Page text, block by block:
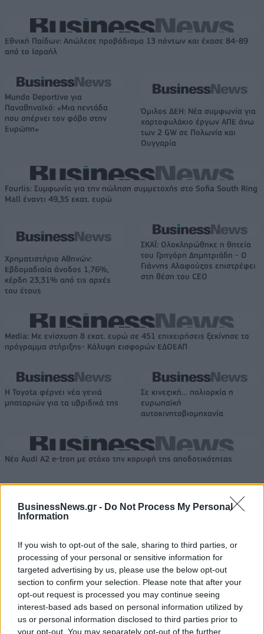
BusinessNews.gr - Do Not Process My Personal
Information
If you wish to opt-out of the sale, sharing to third parties, or
processing of your personal or sensitive information for
targeted advertising by us, please use the below opt-out
section to confirm your selection. Please note that after your
opt-out request is processed you may continue seeing
interest-based ads based on personal information utilized by
us or personal information disclosed to third parties prior to
your opt-out. You may separately opt-out of the further
Εθνική Παίδων: Απώλεσε προβάδισμα 13 πόντων και έχασε 84-89
από το Ισραήλ
Mundo Deportivo για
Παναθηναϊκό: «Μια πεντάδα
που σπέρνει τον φόβο στην
Ευρώπη»
Όμιλος ΔΕΗ: Νέα συμφωνία για
χαρτοφυλάκιο έργων ΑΠΕ άνω
των 2 GW σε Πολωνία και
Ουγγαρία
Fourlis: Συμφωνία για την πώληση συμμετοχής στο Sofia South Ring
Mall έναντι 49,35 εκατ. ευρώ
Χρηματιστήριο Αθηνών:
Εβδομαδιαία άνοδος 1,76%,
κέρδη 23,31% από τις αρχές
του έτους
ΣΚΑΪ: Ολοκληρώθηκε η θητεία
του Γρηγόρη Δημητριάδη - Ο
Γιάννης Αλαφούζος επιστρέφει
στη θέση του CEO
Media: Με ενίσχυση 8 εκατ. ευρώ σε 451 επιχειρήσεις ξεκίνησε το
πρόγραμμα στήριξης- Κάλυψη εισφορών ΕΔΟΕΑΠ
Η Toyota φέρνει νέα γενιά
μπαταριών για τα υβριδικά της
Σε κινεζική… πολιορκία η
ευρωπαϊκή
αυτοκινητοβιομηχανία
Νέο Audi A2 e-tron με στόχο την κορυφή της αποδοτικότητας
Εθνική Κορασίδων: Απέναντι
στη Δανία για το 2/2 στο
WNBA Draft: Μετά τον Καντέρ
θέλει να δηλώσει συμμετοχή
Ελληνική Αναπτυξιακή Τράπεζα: Με «προίκα» 2 δισ. ευρώ ανοίγει
δρόμο για δάνεια έως 5 δισ. σε μικρομεσαίες